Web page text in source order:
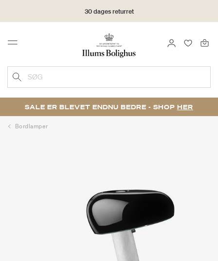
30 dages returret
Menu LOG IND
SØG
SALE ER BLEVET ENDNU BEDRE - SHOP HER
Bordlamper